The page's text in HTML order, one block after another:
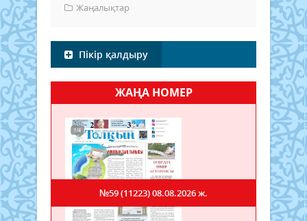
Жаңалықтар
Пікір қалдыру
ЖАҢА НОМЕР
№59 (11223)08.08.2026 ж.